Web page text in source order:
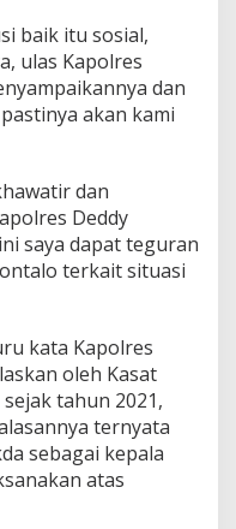
baik itu sosial,
ulas Kapolres
dan
akan kami
dan
Deddy
saya dapat teguran
terkait situasi
kata Kapolres
oleh Kasat
tahun 2021,
ternyata
sebagai kepala
atas